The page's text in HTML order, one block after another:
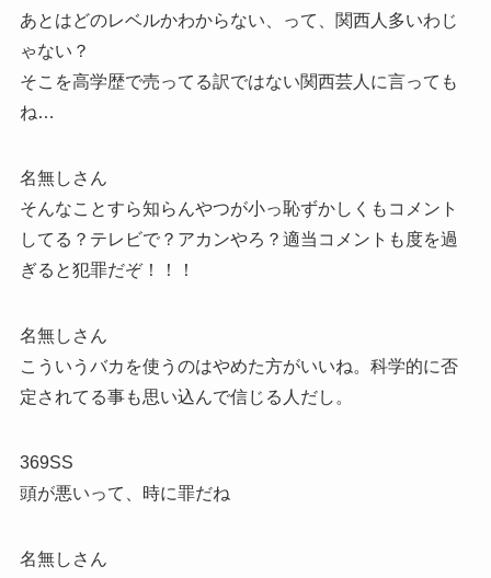
あとはどのレベルかわからない、って、関西人多いわじ
ゃない？
そこを高学歴で売ってる訳ではない関西芸人に言っても
ね…
名無しさん
そんなことすら知らんやつが小っ恥ずかしくもコメント
してる？テレビで？アカンやろ？適当コメントも度を過
ぎると犯罪だぞ！！！
名無しさん
こういうバカを使うのはやめた方がいいね。科学的に否
定されてる事も思い込んで信じる人だし。
369SS
頭が悪いって、時に罪だね
名無しさん